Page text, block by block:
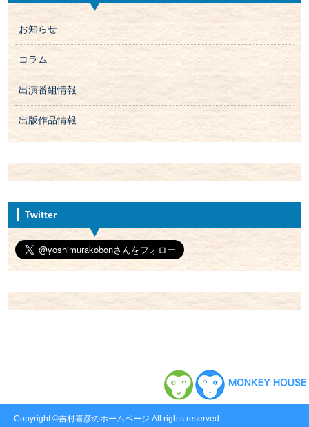
お知らせ
コラム
出演番組情報
出版作品情報
Twitter
Copyright ©吉村喜彦のホームページ All rights reserved.